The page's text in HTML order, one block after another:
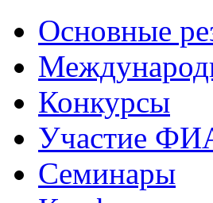
Основные
Конкурсы
Участие
Семинары